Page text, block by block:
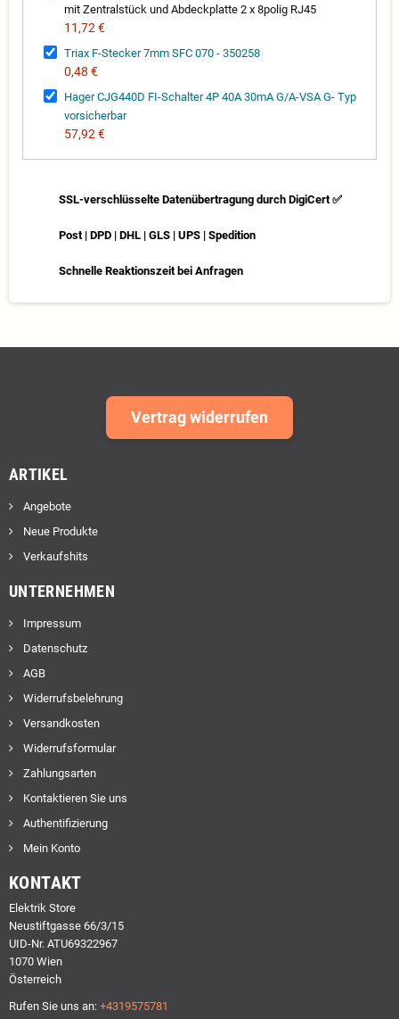
mit Zentralstück und Abdeckplatte 2 x 8polig RJ45
11,72 €
Triax F-Stecker 7mm SFC 070 - 350258
0,48 €
Hager CJG440D FI-Schalter 4P 40A 30mA G/A-VSA G- Typ
vorsicherbar
57,92 €
SSL-verschlüsselte Datenübertragung durch DigiCert ✅
Post | DPD | DHL | GLS | UPS | Spedition
Schnelle Reaktionszeit bei Anfragen
Vertrag widerrufen
ARTIKEL
Angebote
Neue Produkte
Verkaufshits
UNTERNEHMEN
Impressum
Datenschutz
AGB
Widerrufsbelehrung
Versandkosten
Widerrufsformular
Zahlungsarten
Kontaktieren Sie uns
Authentifizierung
Mein Konto
KONTAKT
Elektrik Store
Neustiftgasse 66/3/15
UID-Nr. ATU69322967
1070 Wien
Österreich
Rufen Sie uns an: +4319575781